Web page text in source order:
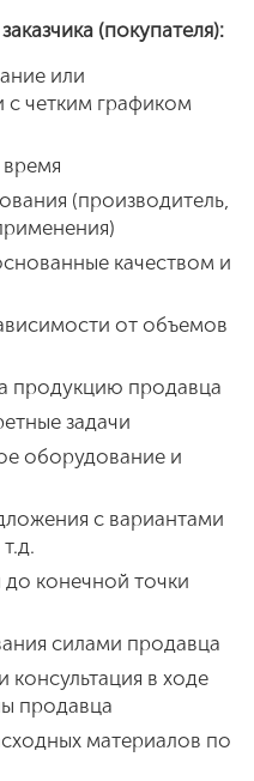
(покупателя):
или
четким графиком
(производитель,
качеством и
от объемов
продукцию продавца
задачи
оборудование и
с вариантами
конечной точки
силами продавца
консультация в ходе
продавца
материалов по